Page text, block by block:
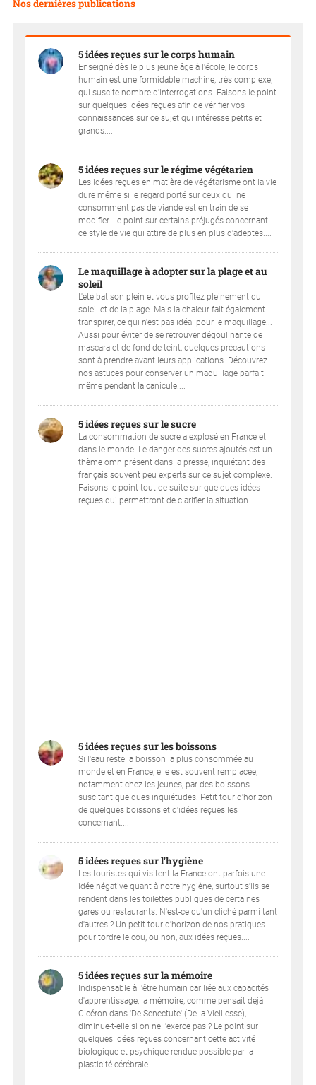
Nos dernières publications
5 idées reçues sur le corps humain
Enseigné dès le plus jeune âge à l'école, le corps
humain est une formidable machine, très complexe,
qui suscite nombre d'interrogations. Faisons le point
sur quelques idées reçues afin de vérifier vos
connaissances sur ce sujet qui intéresse petits et
grands....
5 idées reçues sur le régime végétarien
Les idées reçues en matière de végétarisme ont la vie
dure même si le regard porté sur ceux qui ne
consomment pas de viande est en train de se
modifier. Le point sur certains préjugés concernant
ce style de vie qui attire de plus en plus d'adeptes....
Le maquillage à adopter sur la plage et au
soleil
L'été bat son plein et vous profitez pleinement du
soleil et de la plage. Mais la chaleur fait également
transpirer, ce qui n'est pas idéal pour le maquillage...
Aussi pour éviter de se retrouver dégoulinante de
mascara et de fond de teint, quelques précautions
sont à prendre avant leurs applications. Découvrez
nos astuces pour conserver un maquillage parfait
même pendant la canicule....
5 idées reçues sur le sucre
La consommation de sucre a explosé en France et
dans le monde. Le danger des sucres ajoutés est un
thème omniprésent dans la presse, inquiétant des
français souvent peu experts sur ce sujet complexe.
Faisons le point tout de suite sur quelques idées
reçues qui permettront de clarifier la situation....
5 idées reçues sur les boissons
Si l'eau reste la boisson la plus consommée au
monde et en France, elle est souvent remplacée,
notamment chez les jeunes, par des boissons
suscitant quelques inquiétudes. Petit tour d'horizon
de quelques boissons et d'idées reçues les
concernant....
5 idées reçues sur l'hygiène
Les touristes qui visitent la France ont parfois une
idée négative quant à notre hygiène, surtout s'ils se
rendent dans les toilettes publiques de certaines
gares ou restaurants. N'est-ce qu'un cliché parmi tant
d'autres ? Un petit tour d'horizon de nos pratiques
pour tordre le cou, ou non, aux idées reçues....
5 idées reçues sur la mémoire
Indispensable à l'être humain car liée aux capacités
d'apprentissage, la mémoire, comme pensait déjà
Cicéron dans 'De Senectute' (De la Vieillesse),
diminue-t-elle si on ne l'exerce pas ? Le point sur
quelques idées reçues concernant cette activité
biologique et psychique rendue possible par la
plasticité cérébrale....